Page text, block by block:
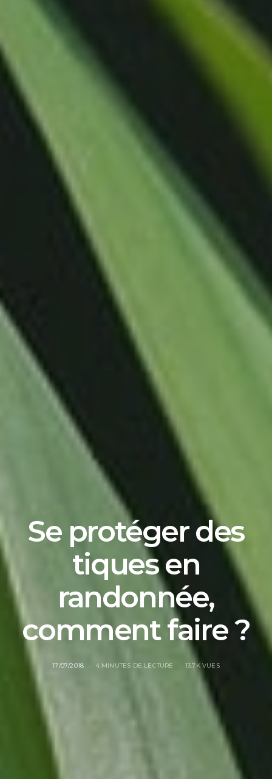
Se protéger des
tiques en
randonnée,
comment faire ?
17/07/2018 4 MINUTES DE LECTURE 13.7K VUES